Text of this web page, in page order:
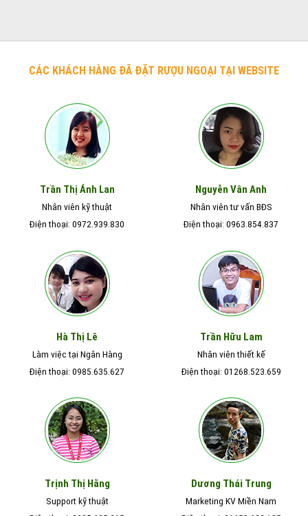
CÁC KHÁCH HÀNG ĐÃ ĐẶT RƯỢU NGOẠI TẠI WEBSITE
Trần Thị Ánh Lan
Nhân viên kỹ thuật
Điện thoại: 0972.939.830
Nguyễn Vân Anh
Nhân viên tư vấn BĐS
Điện thoại: 0963.854.837
Hà Thị Lê
Làm việc tại Ngân Hàng
Điện thoại: 0985.635.627
Trần Hữu Lam
Nhân viên thiết kế
Điện thoại: 01268.523.659
Trịnh Thị Hằng
Support kỹ thuật
Dương Thái Trung
Marketing KV Miền Nam